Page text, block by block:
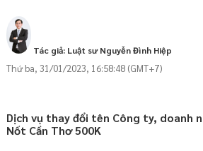
Tác giả: Luật sư Nguyễn Đình Hiệp
Thứ ba, 31/01/2023, 16:58:48 (GMT+7)
Dịch vụ thay đổi tên Công ty, doanh
Nốt Cần Thơ 500K
Cách thứ hai
Xử phạt vi phạm
gói
phí qua zalo
sư trực tuyến online
ty/doanh nghiệp